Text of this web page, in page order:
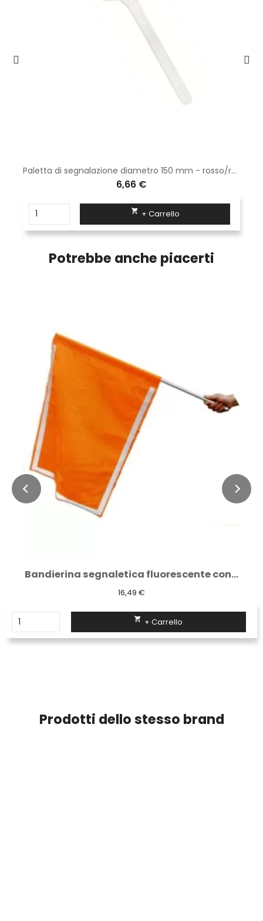
Paletta di segnalazione diametro 150 mm - rosso/rosso rifrangente
6,66 €
 + Carrello
Potrebbe anche piacerti
Bandierina segnaletica fluorescente con...
16,49 €
 + Carrello
Prodotti dello stesso brand